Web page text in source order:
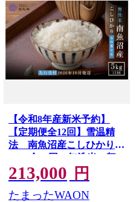
【令和8年産新米予約】
【定期便全12回】雪温精
法 南魚沼産こしひかり
5kg×全12回 無洗米 契
約栽培 雪蔵貯蔵米【2026
年10月中旬より1か月以内
に発送】
213,000 円
たまったWAON